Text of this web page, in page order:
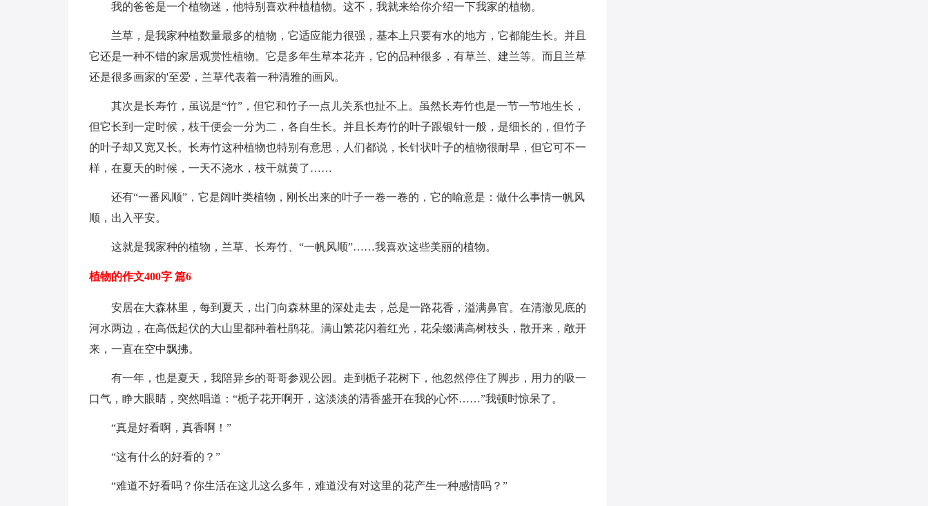
我的爸爸是一个植物迷，他特别喜欢种植植物。这不，我就来给你介绍一下我家的植物。
兰草，是我家种植数量最多的植物，它适应能力很强，基本上只要有水的地方，它都能生长。并且
它还是一种不错的家居观赏性植物。它是多年生草本花卉，它的品种很多，有草兰、建兰等。而且兰草
还是很多画家的'至爱，兰草代表着一种清雅的画风。
其次是长寿竹，虽说是“竹”，但它和竹子一点儿关系也扯不上。虽然长寿竹也是一节一节地生长，
但它长到一定时候，枝干便会一分为二，各自生长。并且长寿竹的叶子跟银针一般，是细长的，但竹子
的叶子却又宽又长。长寿竹这种植物也特别有意思，人们都说，长针状叶子的植物很耐旱，但它可不一
样，在夏天的时候，一天不浇水，枝干就黄了……
还有“一番风顺”，它是阔叶类植物，刚长出来的叶子一卷一卷的，它的喻意是：做什么事情一帆风
顺，出入平安。
这就是我家种的植物，兰草、长寿竹、“一帆风顺”……我喜欢这些美丽的植物。
植物的作文400字 篇6
安居在大森林里，每到夏天，出门向森林里的深处走去，总是一路花香，溢满鼻官。在清澈见底的
河水两边，在高低起伏的大山里都种着杜鹃花。满山繁花闪着红光，花朵缀满高树枝头，散开来，敞开
来，一直在空中飘拂。
有一年，也是夏天，我陪异乡的哥哥参观公园。走到栀子花树下，他忽然停住了脚步，用力的吸一
口气，睁大眼睛，突然唱道：“栀子花开啊开，这淡淡的清香盛开在我的心怀……”我顿时惊呆了。
“真是好看啊，真香啊！”
“这有什么的好看的？”
“难道不好看吗？你生活在这儿这么多年，难道没有对这里的花产生一种感情吗？”